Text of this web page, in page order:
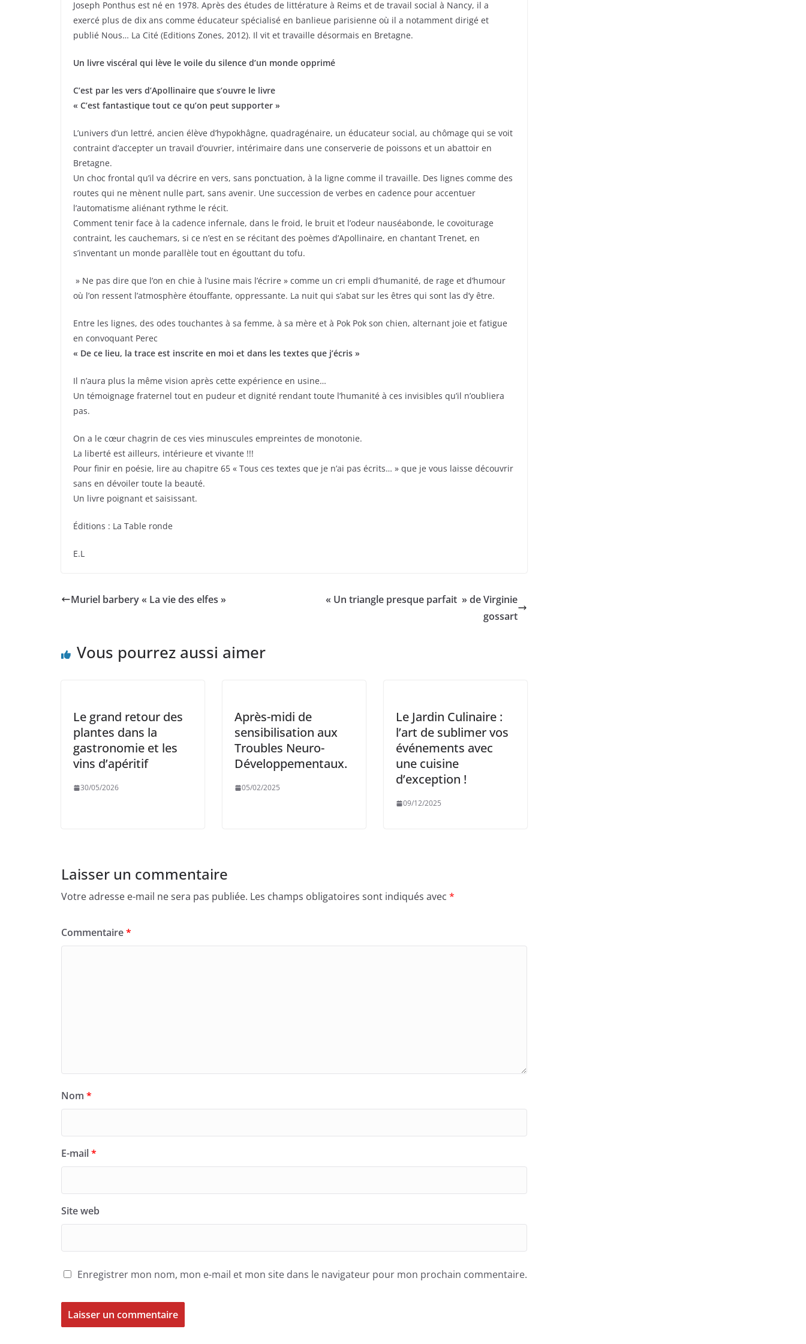
e
b
o
o
k
er g
er
Joseph Ponthus est né en 1978. Après des études de littérature à Reims et de travail social à Nancy, il a
exercé plus de dix ans comme éducateur spécialisé en banlieue parisienne où il a notamment dirigé et
publié Nous… La Cité (Editions Zones, 2012). Il vit et travaille désormais en Bretagne.
Un livre viscéral qui lève le voile du silence d’un monde opprimé
C’est par les vers d’Apollinaire que s’ouvre le livre
« C’est fantastique tout ce qu’on peut supporter »
L’univers d’un lettré, ancien élève d’hypokhâgne, quadragénaire, un éducateur social, au chômage qui se voit
contraint d’accepter un travail d’ouvrier, intérimaire dans une conserverie de poissons et un abattoir en
Bretagne.
Un choc frontal qu’il va décrire en vers, sans ponctuation, à la ligne comme il travaille. Des lignes comme des
routes qui ne mènent nulle part, sans avenir. Une succession de verbes en cadence pour accentuer
l’automatisme aliénant rythme le récit.
Comment tenir face à la cadence infernale, dans le froid, le bruit et l’odeur nauséabonde, le covoiturage
contraint, les cauchemars, si ce n’est en se récitant des poèmes d’Apollinaire, en chantant Trenet, en
s’inventant un monde parallèle tout en égouttant du tofu.
» Ne pas dire que l’on en chie à l’usine mais l’écrire » comme un cri empli d’humanité, de rage et d’humour
où l’on ressent l’atmosphère étouffante, oppressante. La nuit qui s’abat sur les êtres qui sont las d’y être.
Entre les lignes, des odes touchantes à sa femme, à sa mère et à Pok Pok son chien, alternant joie et fatigue
en convoquant Perec
« De ce lieu, la trace est inscrite en moi et dans les textes que j’écris »
Il n’aura plus la même vision après cette expérience en usine…
Un témoignage fraternel tout en pudeur et dignité rendant toute l’humanité à ces invisibles qu’il n’oubliera
pas.
On a le cœur chagrin de ces vies minuscules empreintes de monotonie.
La liberté est ailleurs, intérieure et vivante !!!
Pour finir en poésie, lire au chapitre 65 « Tous ces textes que je n’ai pas écrits… » que je vous laisse découvrir
sans en dévoiler toute la beauté.
Un livre poignant et saisissant.
Éditions : La Table ronde
E.L
Muriel barbery « La vie des elfes »
« Un triangle presque parfait » de Virginie
gossart
Vous pourrez aussi aimer
Le grand retour des
plantes dans la
gastronomie et les
vins d’apéritif
30/05/2026
Après-midi de
sensibilisation aux
Troubles Neuro-
Développementaux.
05/02/2025
Le Jardin Culinaire :
l’art de sublimer vos
événements avec
une cuisine
d’exception !
09/12/2025
Laisser un commentaire
Votre adresse e-mail ne sera pas publiée. Les champs obligatoires sont indiqués avec *
Commentaire*
Nom *
E-mail*
Site web
Enregistrer mon nom, mon e-mail et mon site dans le navigateur pour mon prochain commentaire.